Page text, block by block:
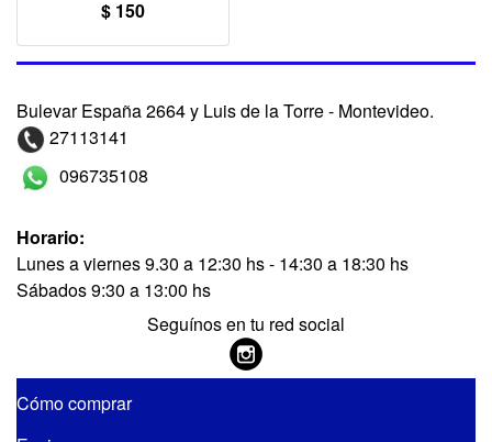
$ 150
Bulevar España 2664 y Luis de la Torre - Montevideo.
27113141
096735108
Horario:
Lunes a viernes 9.30 a 12:30 hs - 14:30 a 18:30 hs
Sábados 9:30 a 13:00 hs
Seguínos en tu red social
Cómo comprar